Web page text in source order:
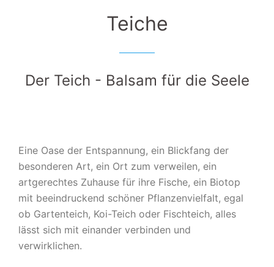
Teiche
Der Teich - Balsam für die Seele
Eine Oase der Entspannung, ein Blickfang der
besonderen Art, ein Ort zum verweilen, ein
artgerechtes Zuhause für ihre Fische, ein Biotop
mit beeindruckend schöner Pflanzenvielfalt, egal
ob Gartenteich, Koi-Teich oder Fischteich, alles
lässt sich mit einander verbinden und
verwirklichen.